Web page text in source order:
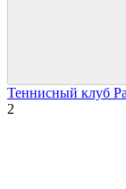
Теннисный клуб
2